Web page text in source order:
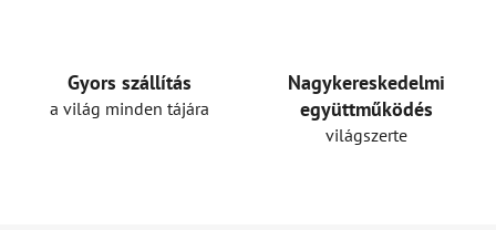
Gyors szállítás
a világ minden tájára
Nagykereskedelmi
együttműködés
világszerte